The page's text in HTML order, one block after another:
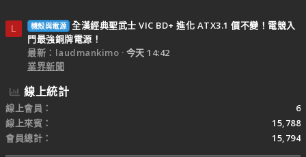
L 機殼與電源 全漢經典聖武士 VIC BD+ 進化 ATX3.1 價不變！電競入
門最強銅牌電源！
最新：laudmankimo
今天 14:42
業界新聞
線上統計
線上會員
6
線上來賓
15,788
會員總計
15,794